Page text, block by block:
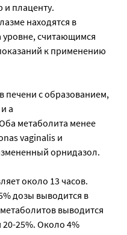
и плаценту.
находятся в
уровне, считающимся
к применению
печени с образованием,
а
метаболита менее
vaginalis и
орнидазол.
около 13 часов.
дозы выводится в
выводится
25%. Около 4%